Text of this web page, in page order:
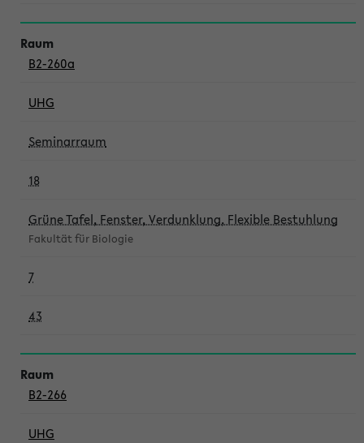
B2-260a
UHG
Seminarraum
18
Grüne Tafel, Fenster, Verdunklung, Flexible Bestuhlung
Fakultät für Biologie
7
43
B2-266
UHG